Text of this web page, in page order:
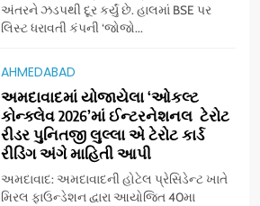
અંતરને ઝડપથી દૂર કર્યું છે. હાલમાં BSE પર
લિસ્ટ ધરાવતી કંપની ‘જોજો...
AHMEDABAD
અમદાવાદમાં યોજાયેલા ‘ઓકલ્ટ
કોન્ક્લેવ 2026’માં ઈન્ટરનેશનલ ટેરોટ
રીડર પુનિતજી લુલ્લા એ ટેરોટ કાર્ડ
રીડિંગ અંગે માહિતી આપી
અમદાવાદ: અમદાવાદની હોટેલ પ્રેસિડેન્ટ ખાતે
મિરલ ફાઉન્ડેશન દ્વારા આયોજિત 40મા
‘ગેટ સેટ ગો’ નું પાવર-પેક્ડ ટ્રેલર
મળશે
ENTERTAINMENT
અમદાવાદમાં ભારે વરસાદ વચ્ચે
ફિલ્મ ‘ગેટ સેટ ગો’ની ‘ટીમ
ચિરંજીવી’ માનવતાના કાર્ય માટે
આગળ આવી: ગુલબાઈ ટેકરાના
AHMEDABAD CSR